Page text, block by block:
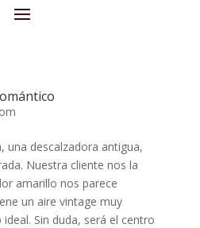
una descalzadora antigua,
Nuestra cliente nos la
amarillo nos parece
un aire vintage muy
Sin duda, será el centro